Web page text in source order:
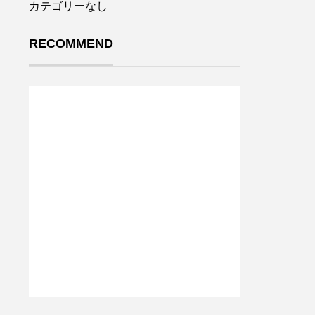
カテゴリーなし
RECOMMEND